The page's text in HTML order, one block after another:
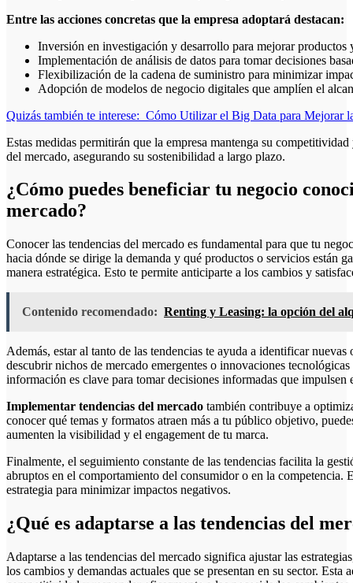
Entre las acciones concretas que la empresa adoptará destacan:
Inversión en investigación y desarrollo para mejorar productos
Implementación de análisis de datos para tomar decisiones
Flexibilización de la cadena de suministro para minimizar
Adopción de modelos de negocio digitales que amplíen el
Quizás también te interese: Cómo Utilizar el Big Data para Mejorar
Estas medidas permitirán que la empresa mantenga su
del mercado, asegurando su sostenibilidad a largo plazo.
¿Cómo puedes beneficiar tu negocio
mercado?
Conocer las tendencias del mercado es fundamental para que tu
hacia dónde se dirige la demanda y qué productos o servicios están
manera estratégica. Esto te permite anticiparte a los cambios y
Contenido recomendado: Renting y Leasing: la opción del
Además, estar al tanto de las tendencias te ayuda a identificar
descubrir nichos de mercado emergentes o innovaciones
información es clave para tomar decisiones informadas que impulsen
Implementar tendencias del mercado también contribuye a
conocer qué temas y formatos atraen más a tu público objetivo,
aumenten la visibilidad y el engagement de tu marca.
Finalmente, el seguimiento constante de las tendencias facilita la
abruptos en el comportamiento del consumidor o en la competencia.
estrategia para minimizar impactos negativos.
¿Qué es adaptarse a las tendencias del
Adaptarse a las tendencias del mercado significa ajustar las
los cambios y demandas actuales que se presentan en su sector. Esta